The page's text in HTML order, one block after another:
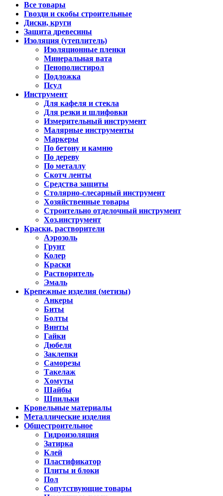
Все товары
Гвозди и скобы строительные
Диски, круги
Защита древесины
Изоляция (утеплитель)
Изоляционные пленки
Минеральная вата
Пенополистирол
Подложка
Псул
Инструмент
Для кафеля и стекла
Для резки и шлифовки
Измерительный инструмент
Малярные инструменты
Маркеры
По бетону и камню
По дереву
По металлу
Скотч ленты
Средства защиты
Столярно-слесарный инструмент
Хозяйственные товары
Строительно отделочный инструмент
Хоз.инструмент
Краски, растворители
Аэрозоль
Грунт
Колер
Краски
Растворитель
Эмаль
Крепежные изделия (метизы)
Анкеры
Биты
Болты
Винты
Гайки
Дюбеля
Заклепки
Саморезы
Такелаж
Хомуты
Шайбы
Шпильки
Кровельные материалы
Металлические изделия
Общестроительное
Гидроизоляция
Затирка
Клей
Пластификатор
Плиты и блоки
Пол
Сопутствующие товары